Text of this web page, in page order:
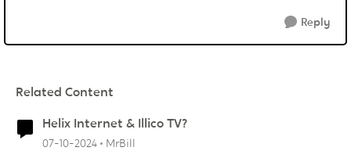
Reply
Related Content
Helix Internet & Illico TV?
07-10-2024 MrBill